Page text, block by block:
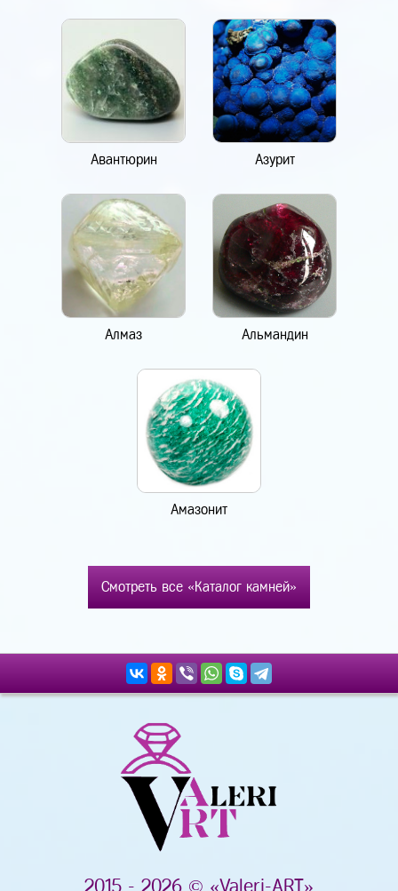
Авантюрин Азурит
Алмаз Альмандин
Амазонит
Смотреть все «Каталог камней»
2015 - 2026 © «Valeri-ART»